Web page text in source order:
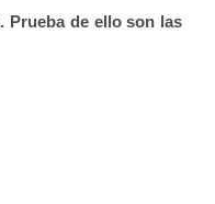
Prueba de ello son las